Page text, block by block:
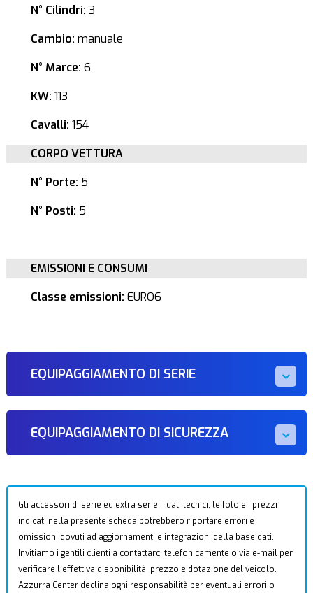
N° Cilindri: 3
Cambio: manuale
N° Marce: 6
KW: 113
Cavalli: 154
CORPO VETTURA
N° Porte: 5
N° Posti: 5
EMISSIONI E CONSUMI
Classe emissioni: EURO6
EQUIPAGGIAMENTO DI SERIE
EQUIPAGGIAMENTO DI SICUREZZA
Gli accessori di serie ed extra serie, i dati tecnici, le foto e i prezzi
indicati nella presente scheda potrebbero riportare errori e
omissioni dovuti ad aggiornamenti e integrazioni della base dati.
Invitiamo i gentili clienti a contattarci telefonicamente o via e-mail per
verificare l’effettiva disponibilità, prezzo e dotazione del veicolo.
Azzurra Center declina ogni responsabilità per eventuali errori o